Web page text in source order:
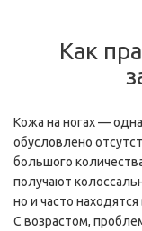
Как
Кожа на ногах —
обусловлено
большого
получают
но и часто
С возрастом,